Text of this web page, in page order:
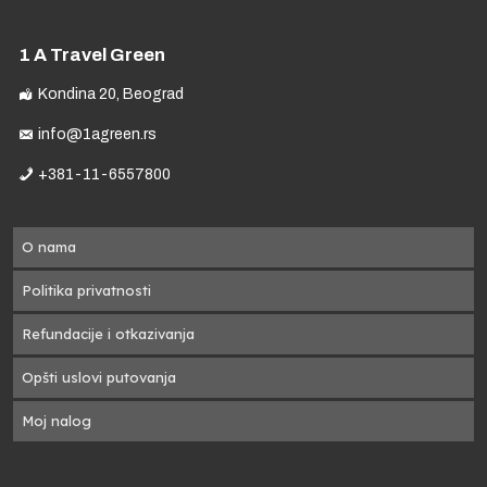
1 A Travel Green
Kondina 20, Beograd
info@1agreen.rs
+381-11-6557800
O nama
Politika privatnosti
Refundacije i otkazivanja
Opšti uslovi putovanja
Moj nalog